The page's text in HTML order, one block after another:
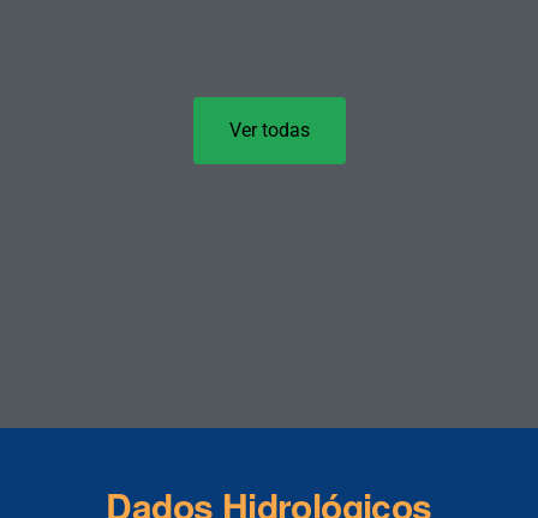
Ver todas
Dados Hidrológicos